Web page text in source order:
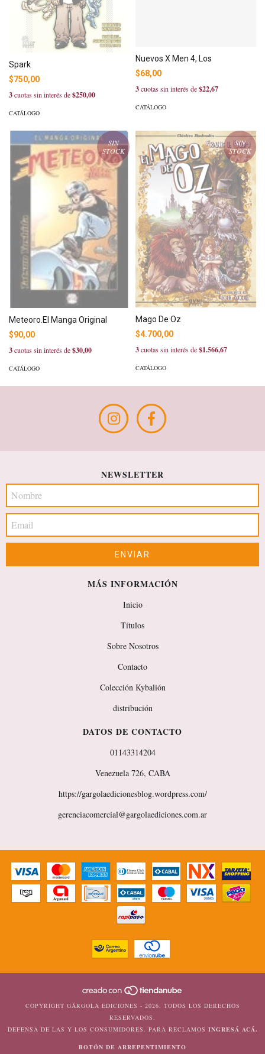
Spark
$750,00
3cuotas sin interés de$250,00
CATÁLOGO
Nuevos X Men 4, Los
$68,00
3cuotas sin interés de$22,67
CATÁLOGO
SIN
STOCK
Meteoro.El Manga Original
$90,00
3cuotas sin interés de$30,00
CATÁLOGO
SIN
STOCK
Mago De Oz
$4.700,00
3cuotas sin interés de$1.566,67
CATÁLOGO
NEWSLETTER
MÁS INFORMACIÓN
Inicio
Títulos
Sobre Nosotros
Contacto
Colección Kybalión
distribución
DATOS DE CONTACTO
01143314204
Venezuela 726, CABA
https://gargolaedicionesblog.wordpress.com/
gerenciacomercial@gargolaediciones.com.ar
COPYRIGHT GÁRGOLA EDICIONES - 2026. TODOS LOS DERECHOS
RESERVADOS.
DEFENSA DE LAS Y LOS CONSUMIDORES. PARA RECLAMOS INGRESÁ ACÁ.
BOTÓN DE ARREPENTIMIENTO